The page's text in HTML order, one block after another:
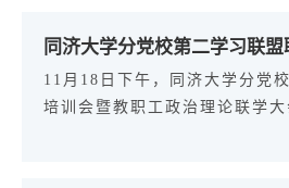
11月18日下午，同济大学分党
培训会暨教职工政治理论联学
顺利举行。本次活动由数学科